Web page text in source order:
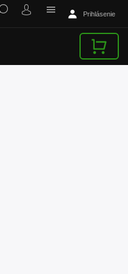
Prihlásenie